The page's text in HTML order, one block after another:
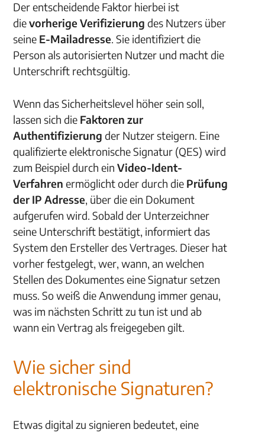
Der entscheidende Faktor hierbei ist
dievorherige Verifizierung des Nutzers über
seine E-Mailadresse. Sie identifiziert die
Person als autorisierten Nutzer und macht die
Unterschrift rechtsgültig.
Wenn das Sicherheitslevel höher sein soll,
lassen sich die Faktoren zur
Authentifizierung der Nutzer steigern. Eine
qualifizierte elektronische Signatur (QES) wird
zum Beispiel durch ein Video-Ident-
Verfahren ermöglicht oder durch die Prüfung
der IP Adresse, über die ein Dokument
aufgerufen wird. Sobald der Unterzeichner
seine Unterschrift bestätigt, informiert das
System den Ersteller des Vertrages. Dieser hat
vorher festgelegt, wer, wann, an welchen
Stellen des Dokumentes eine Signatur setzen
muss. So weiß die Anwendung immer genau,
was im nächsten Schritt zu tun ist und ab
wann ein Vertrag als freigegeben gilt.
Wie sicher sind
elektronische Signaturen?
Etwas digital zu signieren bedeutet, eine